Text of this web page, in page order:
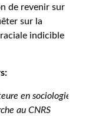
de revenir sur
sur la
indicible
en sociologie
au CNRS